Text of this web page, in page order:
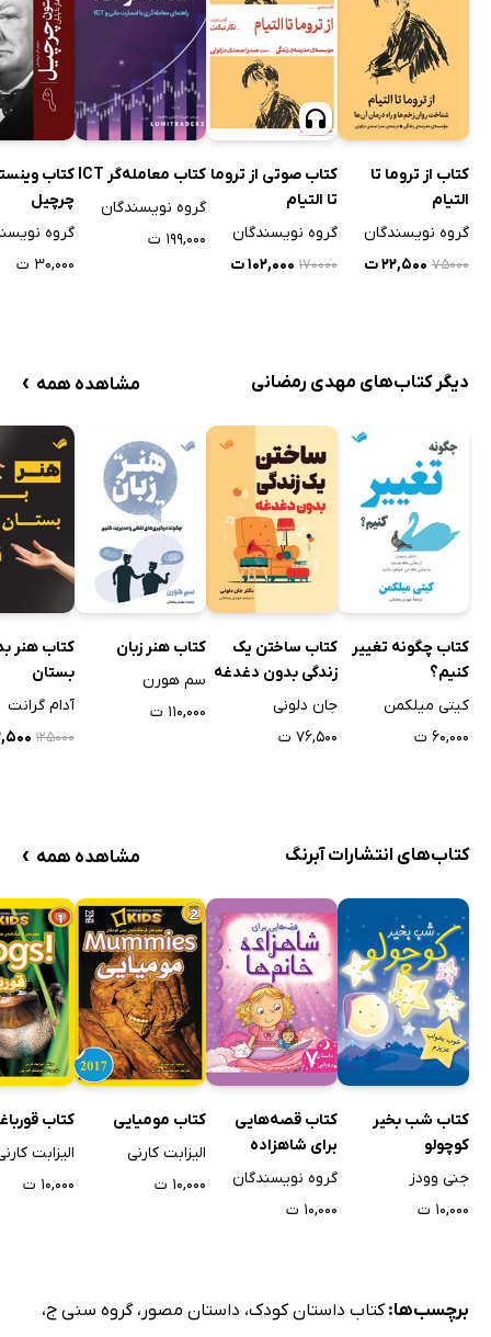
کتاب از تروما تا
التیام
گروه نویسندگان
۷۵۰۰۰ ۲۲,۵۰۰ ت
کتاب صوتی از تروما
تا التیام
گروه نویسندگان
۱۷۰۰۰۰ ۱۰۲,۰۰۰ ت
کتاب معامله‌گر ICT
گروه نویسندگان
۱۹۹,۰۰۰ ت
کتاب
چرچیل
گروه
۳۰,۰۰۰ ت
دیگر کتاب‌های مهدی رمضانی مشاهده همه ›
کتاب چگونه تغییر
کنیم؟
کیتی میلکمن
۶۰,۰۰۰ ت
کتاب ساختن یک
زندگی بدون دغدغه
جان دلونی
۷۶,۵۰۰ ت
کتاب هنر زبان
سم هورن
۱۱۰,۰۰۰ ت
کتاب هنر
بستان
آدام گرانت
۱۲۵۰۰۰
کتاب‌های انتشارات آبرنگ مشاهده همه ›
کتاب شب بخیر
کوچولو
جنی وودز
۱۰,۰۰۰ ت
کتاب قصه‌هایی
برای شاهزاده
خانم‌ها
گروه نویسندگان
۱۰,۰۰۰ ت
کتاب مومیایی
الیزابت کارنی
۱۰,۰۰۰ ت
کتاب
الیزابت
۱۰,۰۰۰ ت
برچسب‌ها:کتاب داستان کودک، داستان مصور ،گروه سنی ج،